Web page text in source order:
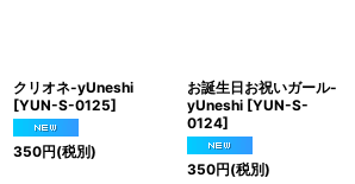
クリオネ-yUneshi
[YUN-S-0125]
350円(税別)
お誕生日お祝いガール-
yUneshi [YUN-S-
0124]
350円(税別)